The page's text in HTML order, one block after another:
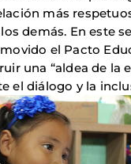
más
demás. En este
el Pacto
una “aldea de la
el diálogo y la